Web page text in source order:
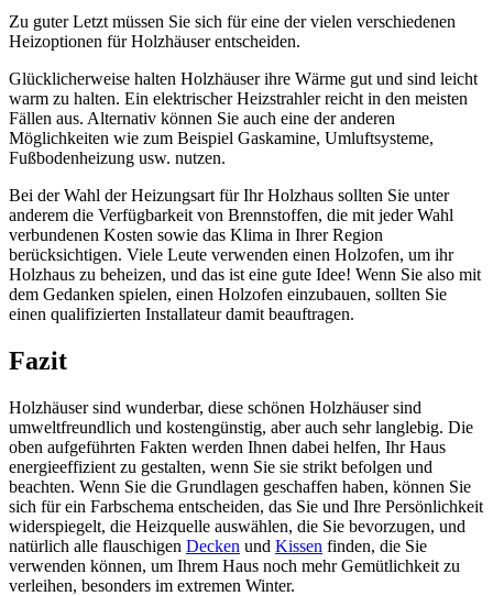
Zu guter Letzt müssen Sie sich für eine der vielen verschiedenen
Heizoptionen für Holzhäuser entscheiden.
Glücklicherweise halten Holzhäuser ihre Wärme gut und sind leicht
warm zu halten. Ein elektrischer Heizstrahler reicht in den meisten
Fällen aus. Alternativ können Sie auch eine der anderen
Möglichkeiten wie zum Beispiel Gaskamine, Umluftsysteme,
Fußbodenheizung usw. nutzen.
Bei der Wahl der Heizungsart für Ihr Holzhaus sollten Sie unter
anderem die Verfügbarkeit von Brennstoffen, die mit jeder Wahl
verbundenen Kosten sowie das Klima in Ihrer Region
berücksichtigen. Viele Leute verwenden einen Holzofen, um ihr
Holzhaus zu beheizen, und das ist eine gute Idee! Wenn Sie also mit
dem Gedanken spielen, einen Holzofen einzubauen, sollten Sie
einen qualifizierten Installateur damit beauftragen.
Fazit
Holzhäuser sind wunderbar, diese schönen Holzhäuser sind
umweltfreundlich und kostengünstig, aber auch sehr langlebig. Die
oben aufgeführten Fakten werden Ihnen dabei helfen, Ihr Haus
energieeffizient zu gestalten, wenn Sie sie strikt befolgen und
beachten. Wenn Sie die Grundlagen geschaffen haben, können Sie
sich für ein Farbschema entscheiden, das Sie und Ihre Persönlichkeit
widerspiegelt, die Heizquelle auswählen, die Sie bevorzugen, und
natürlich alle flauschigen Decken und Kissen finden, die Sie
verwenden können, um Ihrem Haus noch mehr Gemütlichkeit zu
verleihen, besonders im extremen Winter.